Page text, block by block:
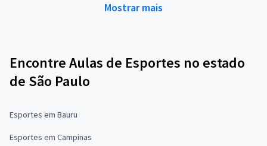
Mostrar mais
Encontre Aulas de Esportes no estado
de São Paulo
Esportes em Bauru
Esportes em Campinas